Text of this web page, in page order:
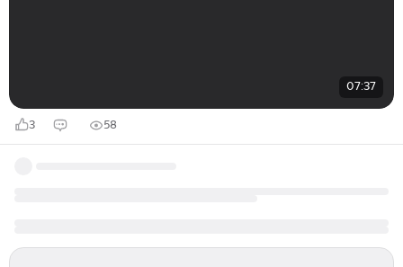
07:37
3 58